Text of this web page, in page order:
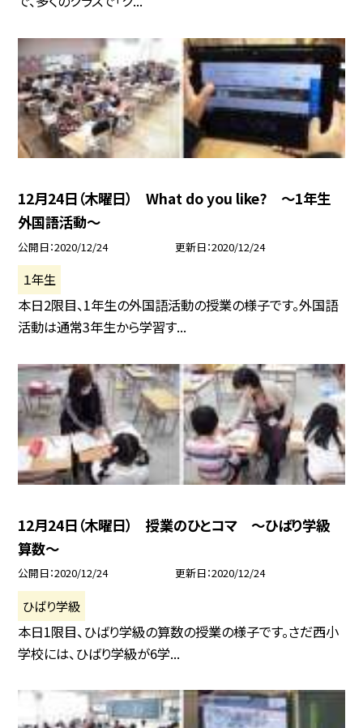
12月24日（木曜日） What do you like? 〜1年生
外国語活動〜
公開日 2020/12/24 更新日 2020/12/24
１年生
本日2限目、1年生の外国語活動の授業の様子です。外国語
活動は通常3年生から学習す...
12月24日（木曜日） 授業のひとコマ 〜ひばり学級
算数〜
公開日 2020/12/24 更新日 2020/12/24
ひばり学級
本日1限目、ひばり学級の算数の授業の様子です。さだ西小
学校には、ひばり学級が6学...